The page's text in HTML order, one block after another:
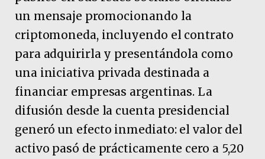
un mensaje promocionando la
criptomoneda, incluyendo el contrato
para adquirirla y presentándola como
una iniciativa privada destinada a
financiar empresas argentinas. La
difusión desde la cuenta presidencial
generó un efecto inmediato: el valor del
activo pasó de prácticamente cero a 5,20